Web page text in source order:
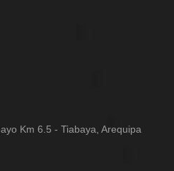
Km 6.5 - Tiabaya, Arequipa